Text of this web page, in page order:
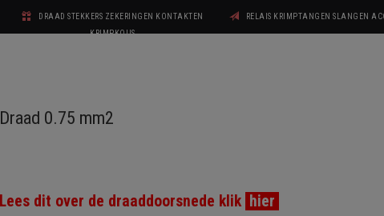
DRAAD STEKKERS ZEKERINGEN KONTAKTEN
KRIMPKOUS
RELAIS KRIMPTANGEN SLANGEN
Draad 0.75 mm2
Lees dit over de draaddoorsnede klik hier